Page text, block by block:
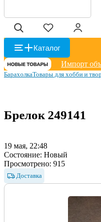
Каталог
Импорт
БарахолкаТовары для хобби и
Брелок 249141
19 мая, 22:48
Состояние: Новый
Просмотрено: 915
Доставка